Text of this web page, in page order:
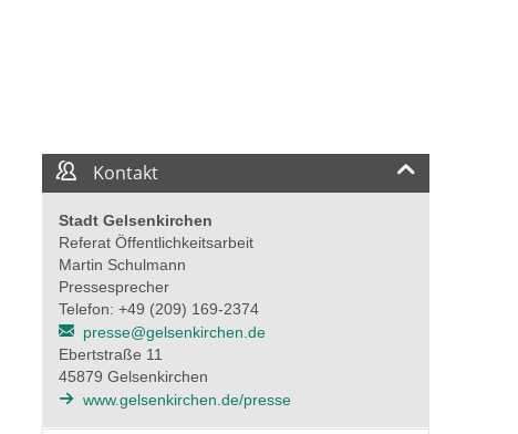
Kontakt
Stadt Gelsenkirchen
Referat Öffentlichkeitsarbeit
Martin Schulmann
Pressesprecher
Telefon: +49 (209) 169-2374
presse@gelsenkirchen.de
Ebertstraße 11
45879 Gelsenkirchen
www.gelsenkirchen.de/presse